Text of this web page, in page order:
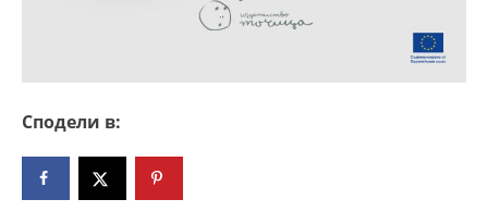
Сподели в: